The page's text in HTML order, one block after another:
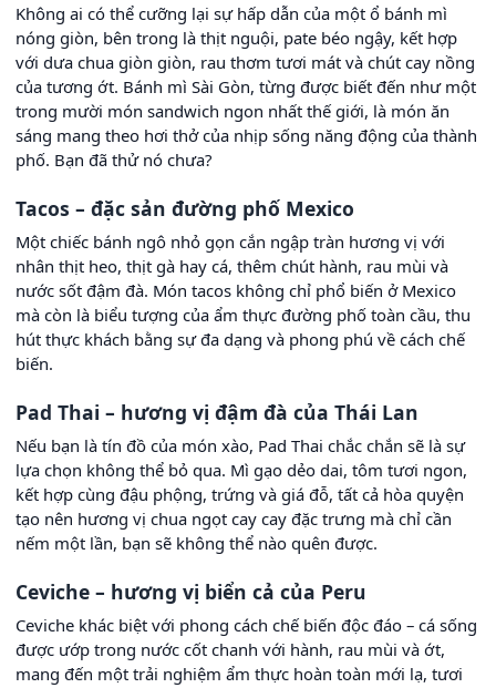
Không ai có thể cưỡng lại sự hấp dẫn của một ổ bánh mì
nóng giòn, bên trong là thịt nguội, pate béo ngậy, kết hợp
với dưa chua giòn giòn, rau thơm tươi mát và chút cay nồng
của tương ớt. Bánh mì Sài Gòn, từng được biết đến như một
trong mười món sandwich ngon nhất thế giới, là món ăn
sáng mang theo hơi thở của nhịp sống năng động của thành
phố. Bạn đã thử nó chưa?
Tacos – đặc sản đường phố Mexico
Một chiếc bánh ngô nhỏ gọn cắn ngập tràn hương vị với
nhân thịt heo, thịt gà hay cá, thêm chút hành, rau mùi và
nước sốt đậm đà. Món tacos không chỉ phổ biến ở Mexico
mà còn là biểu tượng của ẩm thực đường phố toàn cầu, thu
hút thực khách bằng sự đa dạng và phong phú về cách chế
biến.
Pad Thai – hương vị đậm đà của Thái Lan
Nếu bạn là tín đồ của món xào, Pad Thai chắc chắn sẽ là sự
lựa chọn không thể bỏ qua. Mì gạo dẻo dai, tôm tươi ngon,
kết hợp cùng đậu phộng, trứng và giá đỗ, tất cả hòa quyện
tạo nên hương vị chua ngọt cay cay đặc trưng mà chỉ cần
nếm một lần, bạn sẽ không thể nào quên được.
Ceviche – hương vị biển cả của Peru
Ceviche khác biệt với phong cách chế biến độc đáo – cá sống
được ướp trong nước cốt chanh với hành, rau mùi và ớt,
mang đến một trải nghiệm ẩm thực hoàn toàn mới lạ, tươi